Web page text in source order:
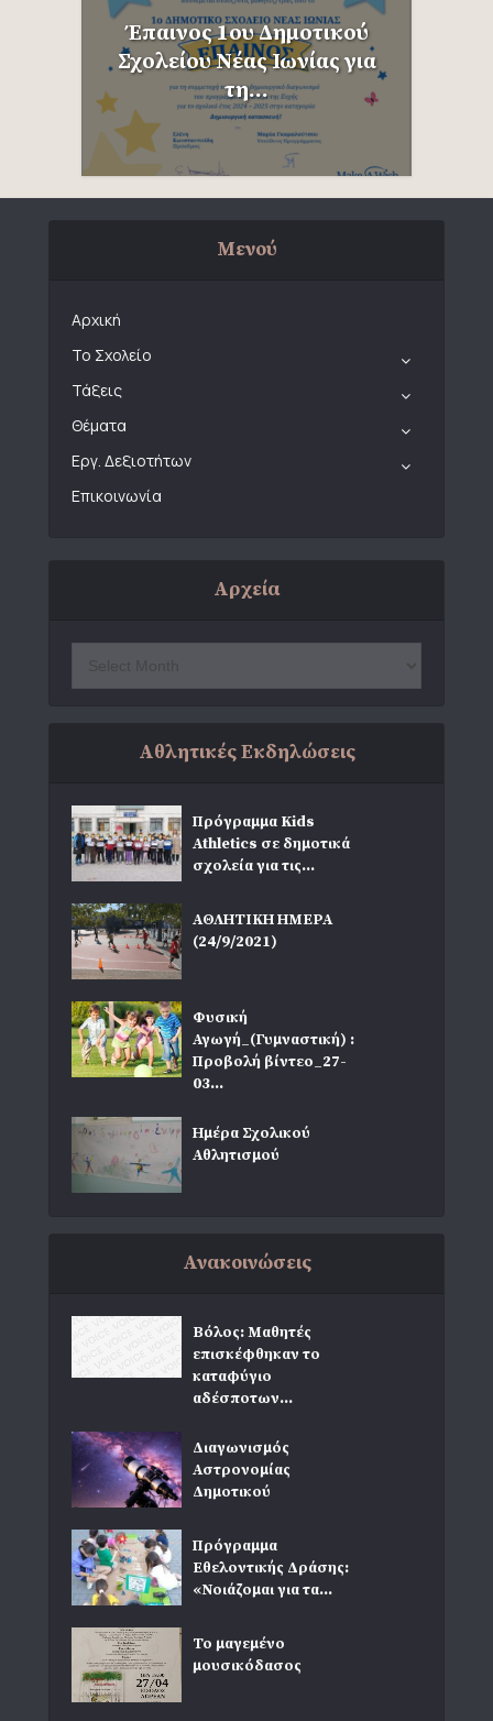
Έπαινος 1ου Δημοτικού
Σχολείου Νέας Ιωνίας για
τη...
Μενού
Αρχική
Το Σχολείο
Τάξεις
Θέματα
Εργ. Δεξιοτήτων
Επικοινωνία
Αρχεία
Αθλητικές Εκδηλώσεις
Πρόγραμμα Kids
Athletics σε δημοτικά
σχολεία για τις...
ΑΘΛΗΤΙΚΗ ΗΜΕΡΑ
(24/9/2021)
Φυσική
Αγωγή_(Γυμναστική) :
Προβολή βίντεο_27-
03...
Ημέρα Σχολικού
Αθλητισμού
Ανακοινώσεις
Βόλος: Μαθητές
επισκέφθηκαν το
καταφύγιο
αδέσποτων...
Διαγωνισμός
Αστρονομίας
Δημοτικού
Πρόγραμμα
Εθελοντικής Δράσης:
«Νοιάζομαι για τα...
Το μαγεμένο
μουσικόδασος